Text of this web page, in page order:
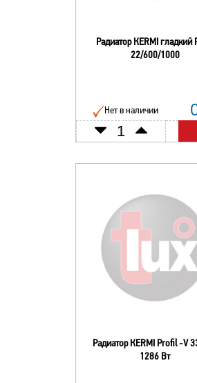
Радиатор КERMI гладкий
22/600/1000
Нет в наличии
Радиатор КERMI Profil -V
1286 Вт